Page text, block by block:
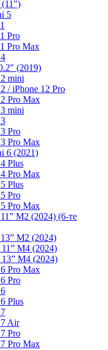
(11")
5
Pro
Pro Max
(2019)
mini
/ iPhone 12 Pro
Pro Max
mini
Pro
Pro Max
6 (2021)
Plus
Pro Max
Plus
Pro
Pro Max
M2 (2024) (6-те
M2 (2024)
M4 (2024)
13” M4 (2024)
Pro Max
Pro
Plus
Air
Pro
Pro Max